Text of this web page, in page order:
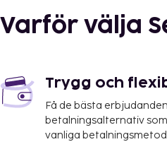
Varför välja
Trygg och
Få de bästa
betalningsalternativ
vanliga